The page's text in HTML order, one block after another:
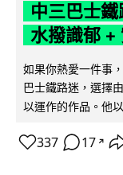
中三巴士
水撥識郁 +
如果你熱愛一件事
巴士鐵路迷，選擇
以運作的作品。他
337 17 ↗